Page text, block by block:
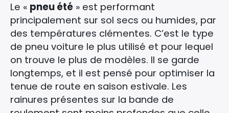
Le « pneu été » est performant
principalement sur sol secs ou humides, par
des températures clémentes. C’est le type
de pneu voiture le plus utilisé et pour lequel
on trouve le plus de modèles. Il se garde
longtemps, et il est pensé pour optimiser la
tenue de route en saison estivale. Les
rainures présentes sur la bande de